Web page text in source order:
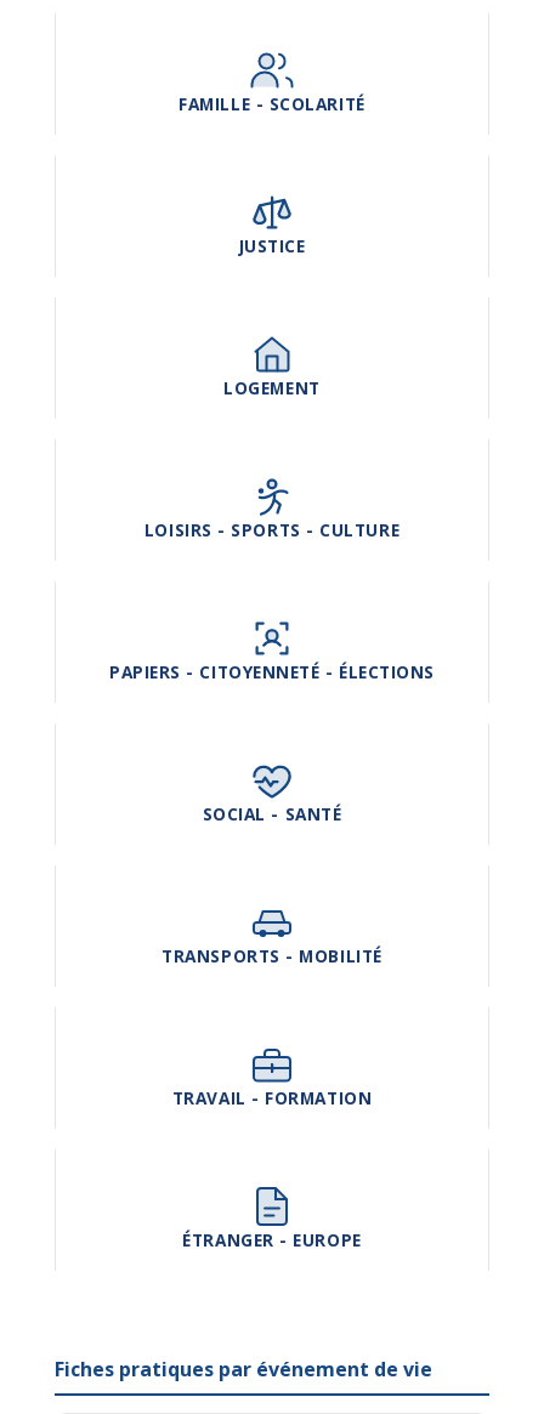
FAMILLE - SCOLARITÉ
JUSTICE
LOGEMENT
LOISIRS - SPORTS - CULTURE
PAPIERS - CITOYENNETÉ - ÉLECTIONS
SOCIAL - SANTÉ
TRANSPORTS - MOBILITÉ
TRAVAIL - FORMATION
ÉTRANGER - EUROPE
Fiches pratiques par événement de vie